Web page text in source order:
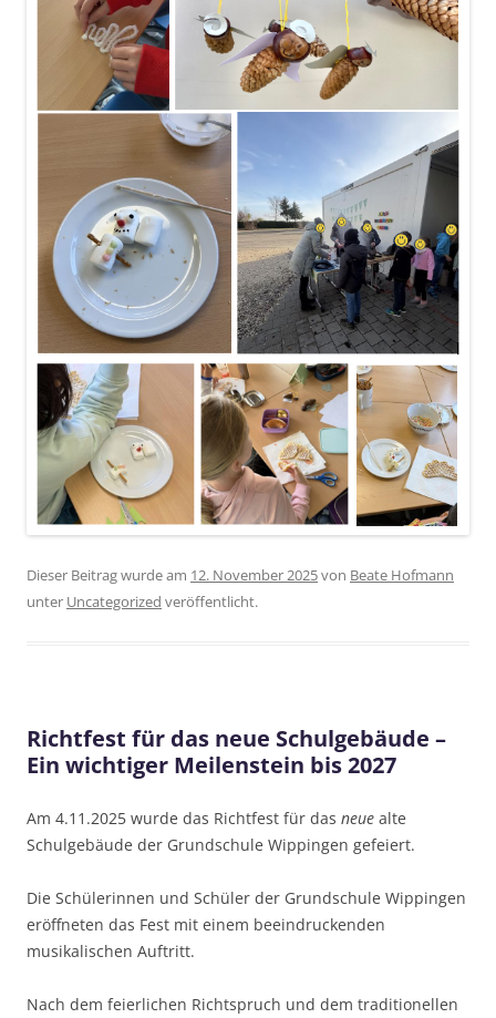
Dieser Beitrag wurde am 12. November 2025von Beate Hofmann
unter Uncategorized veröffentlicht.
Richtfest für das neue Schulgebäude –
Ein wichtiger Meilenstein bis 2027
Am 4.11.2025 wurde das Richtfest für das neue alte
Schulgebäude der Grundschule Wippingen gefeiert.
Die Schülerinnen und Schüler der Grundschule Wippingen
eröffneten das Fest mit einem beeindruckenden
musikalischen Auftritt.
Nach dem feierlichen Richtspruch und dem traditionellen